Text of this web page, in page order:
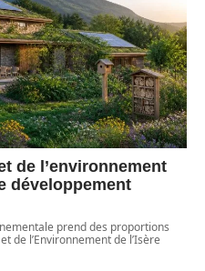
de l’environnement
développement
prend des proportions
de l’Environnement de l’Isère